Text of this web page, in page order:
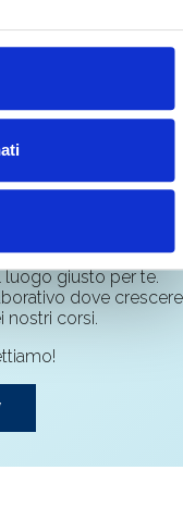
per lo sport e
luogo giusto per te.
dove crescere
nostri corsi.